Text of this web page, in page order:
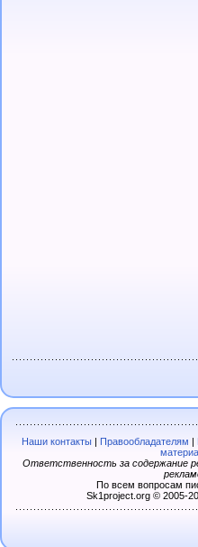
Наши контакты| Правообладателям
Ответственность за содержание
По всем вопросам
Sk1project.org © 2005-